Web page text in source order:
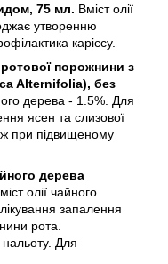
75 мл. Вміст олії
утворенню
карієсу.
порожнини з
Alternifolia), без
дерева - 1.5%. Для
ясен та слизової
при підвищеному
дерева
олії чайного
запалення
рота.
Для